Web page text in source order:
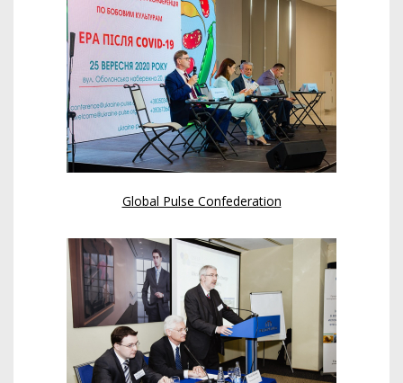
Global Pulse Confederation